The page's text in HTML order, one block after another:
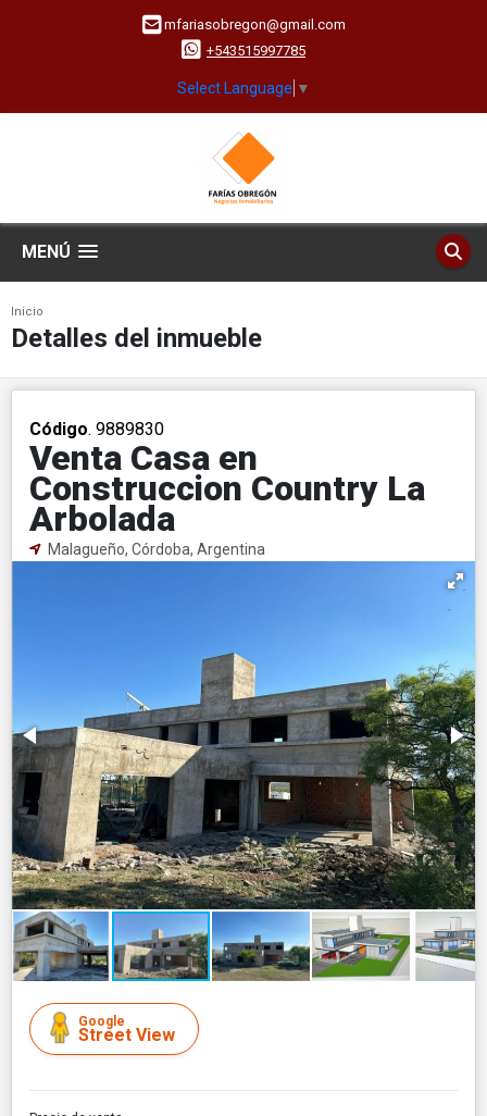
mfariasobregon@gmail.com
+543515997785
Select Language ▼
MENÚ
Inicio
Detalles del inmueble
Código. 9889830
Venta Casa en
Construccion Country La
Arbolada
Malagueño, Córdoba, Argentina
Google
Street View